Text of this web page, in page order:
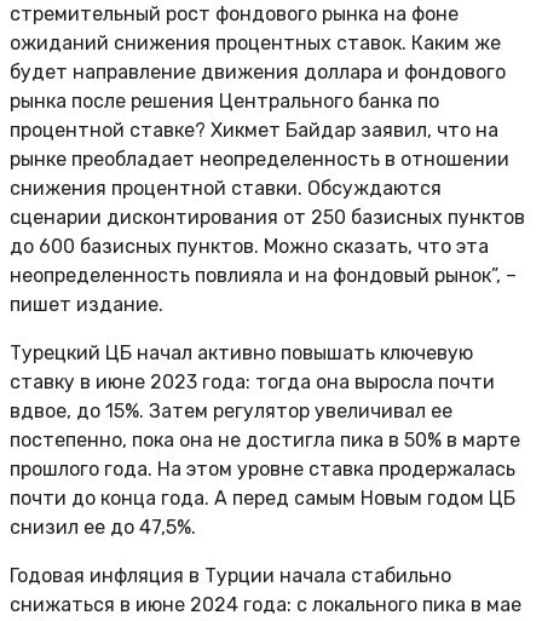
стремительный рост фондового рынка на фоне
ожиданий снижения процентных ставок. Каким же
будет направление движения доллара и фондового
рынка после решения Центрального банка по
процентной ставке? Хикмет Байдар заявил, что на
рынке преобладает неопределенность в отношении
снижения процентной ставки. Обсуждаются
сценарии дисконтирования от 250 базисных пунктов
до 600 базисных пунктов. Можно сказать, что эта
неопределенность повлияла и на фондовый рынок”, –
пишет издание.
Турецкий ЦБ начал активно повышать ключевую
ставку в июне 2023 года: тогда она выросла почти
вдвое, до 15%. Затем регулятор увеличивал ее
постепенно, пока она не достигла пика в 50% в марте
прошлого года. На этом уровне ставка продержалась
почти до конца года. А перед самым Новым годом ЦБ
снизил ее до 47,5%.
Годовая инфляция в Турции начала стабильно
снижаться в июне 2024 года: с локального пика в мае